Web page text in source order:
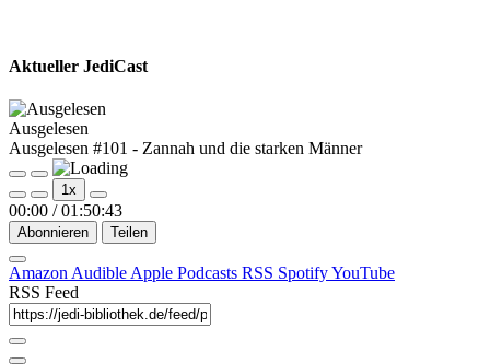
Aktueller JediCast
Ausgelesen
Ausgelesen #101 - Zannah und die starken Männer
Play
Episode
Pause
Episode
1x
00:00 / 01:50:43
Abonnieren Teilen
AmazonAudibleApple Podcasts RSS SpotifyYouTube
RSS Feed